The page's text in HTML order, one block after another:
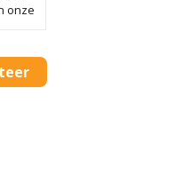
onze
de